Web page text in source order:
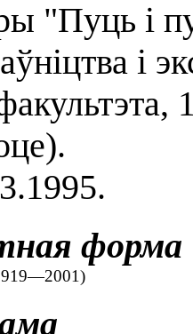
"Пуць і
і
форма